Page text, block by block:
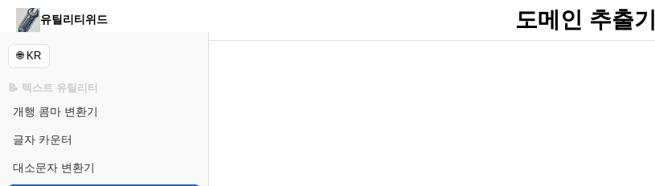
유틸리티위드 도메인 추출기
🌐 KR
📝 텍스트 유틸리티
개행 콤마 변환기
글자 카운터
대소문자 변환기